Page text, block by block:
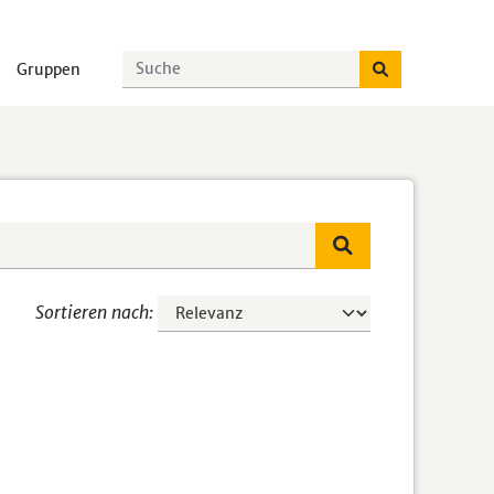
Gruppen
Sortieren nach